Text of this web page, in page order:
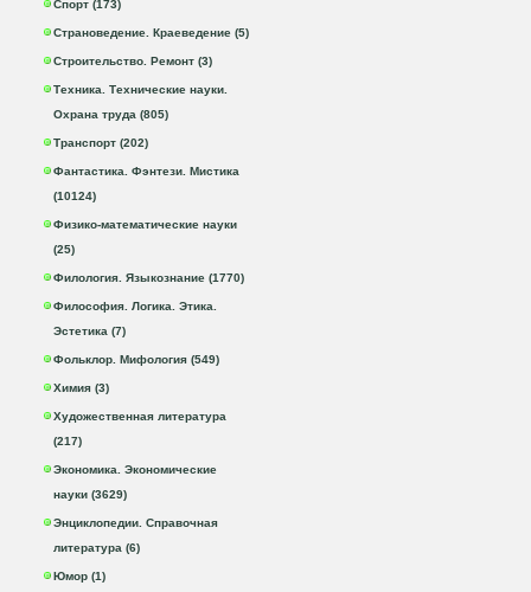
Спорт (173)
Страноведение. Краеведение (5)
Строительство. Ремонт (3)
Техника. Технические науки.
Охрана труда (805)
Транспорт (202)
Фантастика. Фэнтези. Мистика
(10124)
Физико-математические науки
(25)
Филология. Языкознание (1770)
Философия. Логика. Этика.
Эстетика (7)
Фольклор. Мифология (549)
Химия (3)
Художественная литература
(217)
Экономика. Экономические
науки (3629)
Энциклопедии. Справочная
литература (6)
Юмор (1)